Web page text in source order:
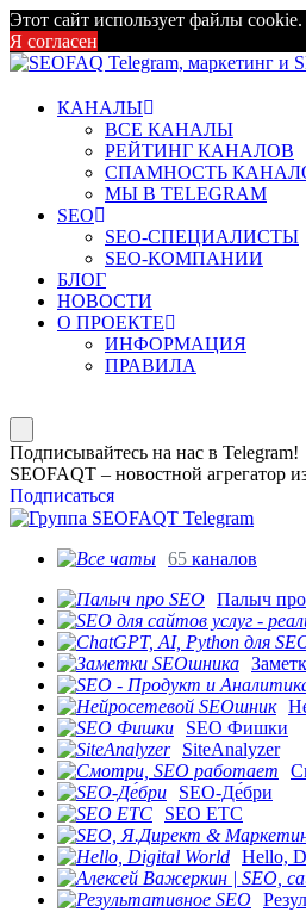
Этот сайт использует файлы
Я согласен
КАНАЛЫ
ВСЕ КАНАЛЫ
РЕЙТИНГ КАНАЛОВ
СПАМНОСТЬ
МЫ В TELEGRAM
SEO
SEO-СПЕЦИАЛИСТЫ
SEO-КОМПАНИИ
БЛОГ
НОВОСТИ
О ПРОЕКТЕ
ИНФОРМАЦИЯ
ПРАВИЛА
Подписывайтесь на нас в Telegram!
SEOFAQT – новостной агрегатор
Подписаться
65 каналов
Палыч
SEO Фишки
SiteAnalyzer
SEO-Де́бри
SEO ETC
Hello,